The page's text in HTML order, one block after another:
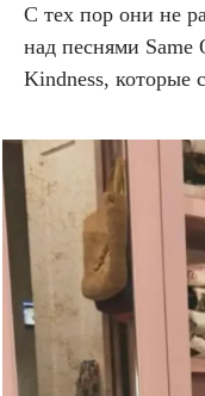
С тех пор они не
над песнями
Kindness, которые